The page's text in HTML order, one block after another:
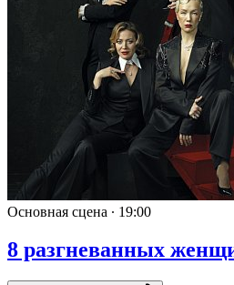
Основная сцена ∙ 19:00
8 разгневанных